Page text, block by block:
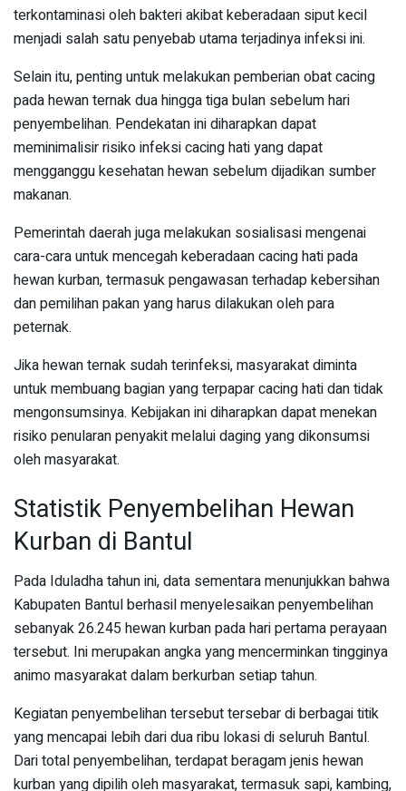
terkontaminasi oleh bakteri akibat keberadaan siput kecil
menjadi salah satu penyebab utama terjadinya infeksi ini.
Selain itu, penting untuk melakukan pemberian obat cacing
pada hewan ternak dua hingga tiga bulan sebelum hari
penyembelihan. Pendekatan ini diharapkan dapat
meminimalisir risiko infeksi cacing hati yang dapat
mengganggu kesehatan hewan sebelum dijadikan sumber
makanan.
Pemerintah daerah juga melakukan sosialisasi mengenai
cara-cara untuk mencegah keberadaan cacing hati pada
hewan kurban, termasuk pengawasan terhadap kebersihan
dan pemilihan pakan yang harus dilakukan oleh para
peternak.
Jika hewan ternak sudah terinfeksi, masyarakat diminta
untuk membuang bagian yang terpapar cacing hati dan tidak
mengonsumsinya. Kebijakan ini diharapkan dapat menekan
risiko penularan penyakit melalui daging yang dikonsumsi
oleh masyarakat.
Statistik Penyembelihan Hewan
Kurban di Bantul
Pada Iduladha tahun ini, data sementara menunjukkan bahwa
Kabupaten Bantul berhasil menyelesaikan penyembelihan
sebanyak 26.245 hewan kurban pada hari pertama perayaan
tersebut. Ini merupakan angka yang mencerminkan tingginya
animo masyarakat dalam berkurban setiap tahun.
Kegiatan penyembelihan tersebut tersebar di berbagai titik
yang mencapai lebih dari dua ribu lokasi di seluruh Bantul.
Dari total penyembelihan, terdapat beragam jenis hewan
kurban yang dipilih oleh masyarakat, termasuk sapi, kambing,